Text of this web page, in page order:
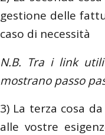
gestione delle
caso di necessità
N.B. Tra i link
mostrano passo
3) La terza cosa
alle vostre